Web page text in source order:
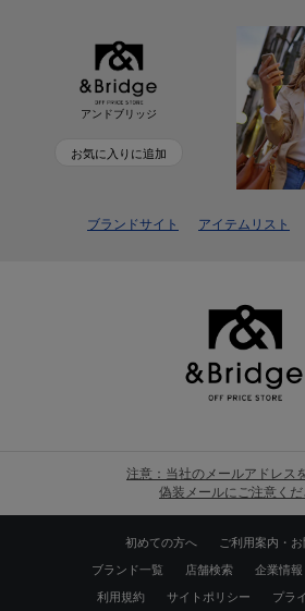
アンドブリッジ
お気に入りに追加
ブランドサイト アイテムリスト
注意：当社のメールアドレス
偽装メールにご注意くだ
初めての方へ ご利用案内・
ブランド一覧 店舗検索 企業情報
利用規約 サイトポリシー プラ